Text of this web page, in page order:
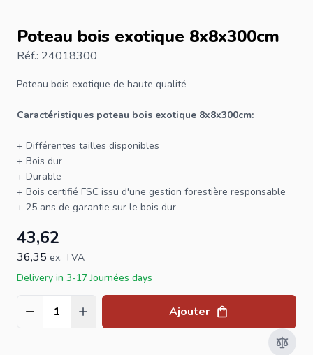
Poteau bois exotique 8x8x300cm
Réf.: 24018300
Poteau bois exotique de haute qualité
Caractéristiques poteau bois exotique 8x8x300cm:
+ Différentes tailles disponibles
+ Bois dur
+ Durable
+ Bois certifié FSC issu d'une gestion forestière responsable
+ 25 ans de garantie sur le bois dur
43,62
36,35 ex. TVA
Delivery in 3-17 Journées days
Quantité Ajouter